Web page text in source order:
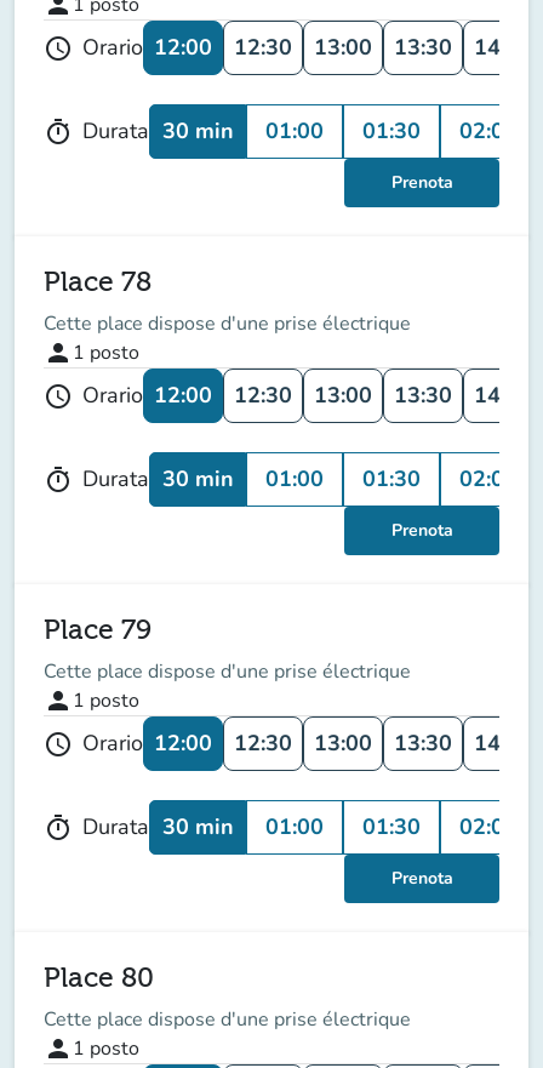
schedule Orario 12:00 12:30 13:00 13:30 14:00
timer Durata 30 min 01:00 01:30 02:00
Prenota
Place 78
Cette place dispose d'une prise électrique
person 1 posto
schedule Orario 12:00 12:30 13:00 13:30 14:00
timer Durata 30 min 01:00 01:30 02:00
Prenota
Place 79
Cette place dispose d'une prise électrique
person 1 posto
schedule Orario 12:00 12:30 13:00 13:30 14:00
timer Durata 30 min 01:00 01:30 02:00
Prenota
Place 80
Cette place dispose d'une prise électrique
person 1 posto